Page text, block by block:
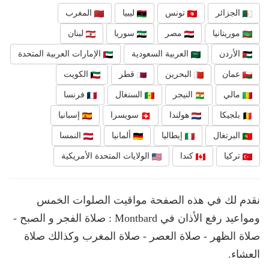
الجزائر تونس ليبيا المغرب
موريتانيا مصر سوريا لبنان
الأردن العربية السعودية الإمارات العربية المتحدة
عمان البحرين قطر الكويت
مالي النيجر السنغال فرنسا
بلجيكا هولندا سويسرا إسبانيا
البرتغال إيطاليا ألمانيا النمسا
تركيا كندا الولايات المتحدة الأمريكية
نقدم لك في هذه الصفحة مواقيت الصلوات الخمس
ومواعيد رفع الأذان في Montbard : صلاة الفجر و الصبح -
صلاة الظهر - صلاة العصر - صلاة المغرب وكذالك صلاة
العشاء.